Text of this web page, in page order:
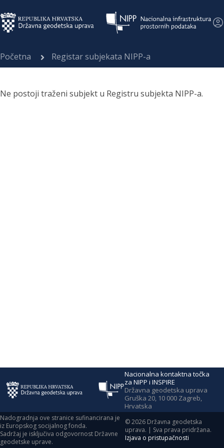
Početna Registar subjekata NIPP-a
Ne postoji traženi subjekt u Registru subjekta NIPP-a.
Nacionalna kontaktna točka
za NIPP i INSPIRE
Državna geodetska uprava
Gruška 20, 10 000 Zagreb,
Hrvatska
Nadogradnja ove stranice sufinancirana je
iz Europskog socijalnog fonda.
Sadržaj je isključiva odgovornost Državne
geodetske uprave.
©2026 Državna geodetska
uprava. | Sva prava pridržana.
Izjava o pristupačnosti